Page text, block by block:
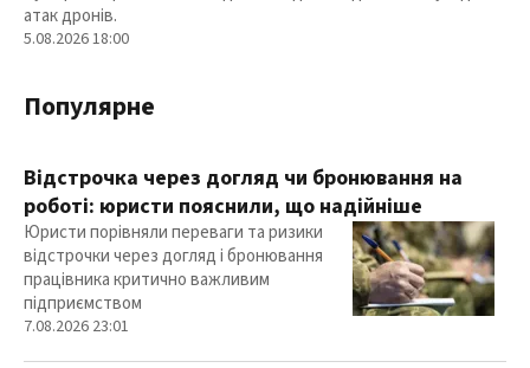
атак дронів.
5.08.2026 18:00
Популярне
Відстрочка через догляд чи бронювання на
роботі: юристи пояснили, що надійніше
Юристи порівняли переваги та ризики
відстрочки через догляд і бронювання
працівника критично важливим
підприємством
7.08.2026 23:01